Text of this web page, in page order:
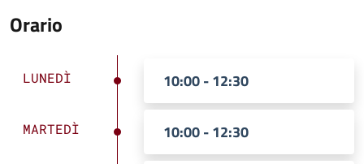
Orario
LUNEDÌ 10:00 - 12:30
MARTEDÌ 10:00 - 12:30